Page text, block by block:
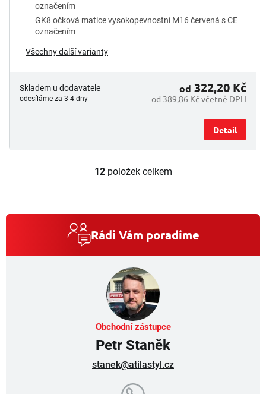
označením
GK8 očková matice vysokopevnostní M16 červená s CE
označením
Všechny další varianty
Skladem u dodavatele
odesíláme za 3-4 dny od 389,86 Kč včetně DPH
od 322,20 Kč
Detail
O
a
í
p
r
v
k
y
v
p
s
12položek celkem
Rádi Vám poradíme
Obchodní zástupce
Petr Staněk
stanek@atilastyl.cz